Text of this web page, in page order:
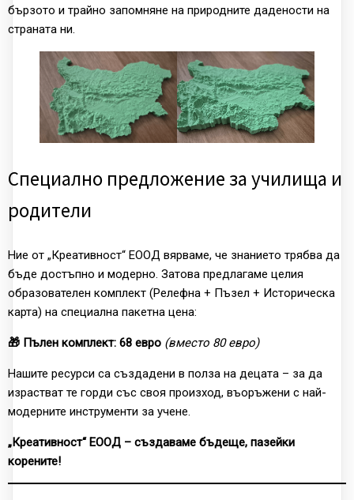
бързото и трайно запомняне на природните дадености на
страната ни.
Специално предложение за училища и
родители
Ние от „Креативност“ ЕООД вярваме, че знанието трябва да
бъде достъпно и модерно. Затова предлагаме целия
образователен комплект (Релефна + Пъзел + Историческа
карта) на специална пакетна цена:
🎁 Пълен комплект: 68 евро (вместо 80 евро)
Нашите ресурси са създадени в полза на децата – за да
израстват те горди със своя произход, въоръжени с най-
модерните инструменти за учене.
„Креативност“ ЕООД – създаваме бъдеще, пазейки
корените!